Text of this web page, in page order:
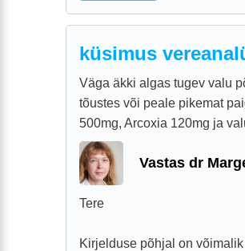
küsimus
Väga äkki algas tugev valu
tõustes või peale pikemat
500mg, Arcoxia 120mg ja
Vastas dr
Tere
Kirjelduse põhjal on